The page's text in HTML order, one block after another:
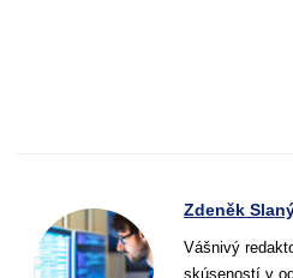
Zdeněk
Vášnivý
skúseností v